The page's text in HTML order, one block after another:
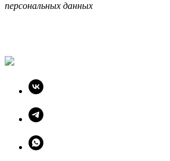
персональных данных